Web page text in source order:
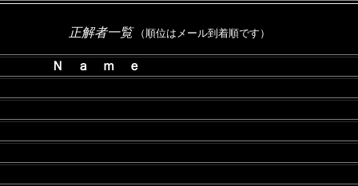
正解者一覧 （順位はメール到着順です）
Ｎ ａ ｍ ｅ